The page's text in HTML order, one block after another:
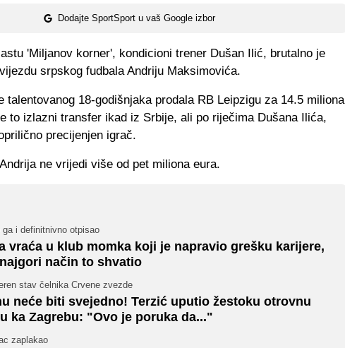
Dodajte SportSport u vaš Google izbor
'Miljanov korner', kondicioni trener Dušan Ilić, brutalno je
srpskog fudbala Andriju Maksimovića.
talentovanog 18-godišnjaka prodala RB Leipzigu za 14.5 miliona
to izlazni transfer ikad iz Srbije, ali po riječima Dušana Ilića,
precijenjen igrač.
ne vrijedi više od pet miliona eura.
ga i definitnivno otpisao
vraća u klub momka koji je napravio grešku karijere,
način to shvatio
stav čelnika Crvene zvezde
neće biti svejedno! Terzić uputio žestoku otrovnu
ka Zagrebu: "Ovo je poruka da..."
zaplakao